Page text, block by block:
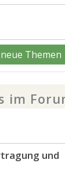
Themen
im
und